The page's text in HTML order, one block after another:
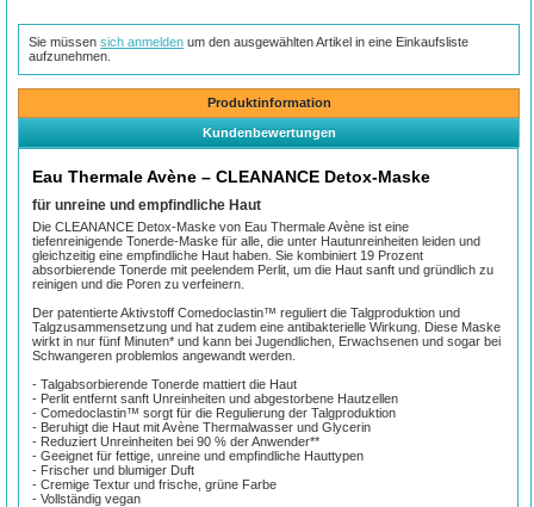
Sie müssensich anmelden um den ausgewählten Artikel in eine Einkaufsliste
aufzunehmen.
Produktinformation
Kundenbewertungen
Eau Thermale Avène – CLEANANCE Detox-Maske
für unreine und empfindliche Haut
Die CLEANANCE Detox-Maske von Eau Thermale Avène ist eine
tiefenreinigende Tonerde-Maske für alle, die unter Hautunreinheiten leiden und
gleichzeitig eine empfindliche Haut haben. Sie kombiniert 19 Prozent
absorbierende Tonerde mit peelendem Perlit, um die Haut sanft und gründlich zu
reinigen und die Poren zu verfeinern.
Der patentierte Aktivstoff Comedoclastin™ reguliert die Talgproduktion und
Talgzusammensetzung und hat zudem eine antibakterielle Wirkung. Diese Maske
wirkt in nur fünf Minuten* und kann bei Jugendlichen, Erwachsenen und sogar bei
Schwangeren problemlos angewandt werden.
- Talgabsorbierende Tonerde mattiert die Haut
- Perlit entfernt sanft Unreinheiten und abgestorbene Hautzellen
- Comedoclastin™ sorgt für die Regulierung der Talgproduktion
- Beruhigt die Haut mit Avène Thermalwasser und Glycerin
- Reduziert Unreinheiten bei 90 % der Anwender**
- Geeignet für fettige, unreine und empfindliche Hauttypen
- Frischer und blumiger Duft
- Cremige Textur und frische, grüne Farbe
- Vollständig vegan